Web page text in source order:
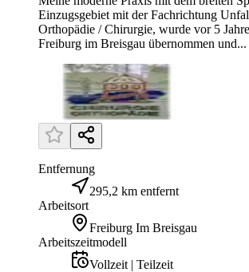
Einzugsgebiet mit der Fachrichtung
Orthopädie / Chirurgie, wurde vor 5
Freiburg im Breisgau übernommen und...
Entfernung
295,2 km entfernt
Arbeitsort
Freiburg Im Breisgau
Arbeitszeitmodell
Vollzeit | Teilzeit